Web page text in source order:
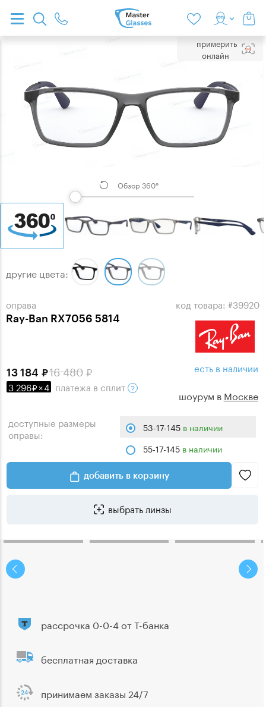
примерить
онлайн
Обзор 360°
оправа
Ray-Ban RX7056 5814
код товара: #39920
другие цвета:
16 480
13 184
3 296 ×4 платежа в сплит
есть в наличии
шоурум в Москве
доступные размеры
оправы:
53-17-145 в наличии
55-17-145 в наличии
добавить в корзину
выбрать линзы
рассрочка 0-0-4 от Т-банка
бесплатная доставка
принимаем заказы 24/7